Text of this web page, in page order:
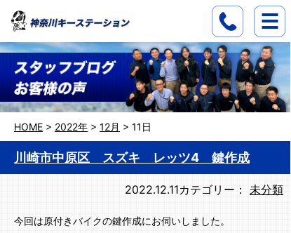
HOME > 2022年 > 12月 > 11日
川崎市中原区 スズキ レッツ4 鍵作成
2022.12.11カテゴリー： 未分類
今回は原付きバイクの鍵作成にお伺いしました。